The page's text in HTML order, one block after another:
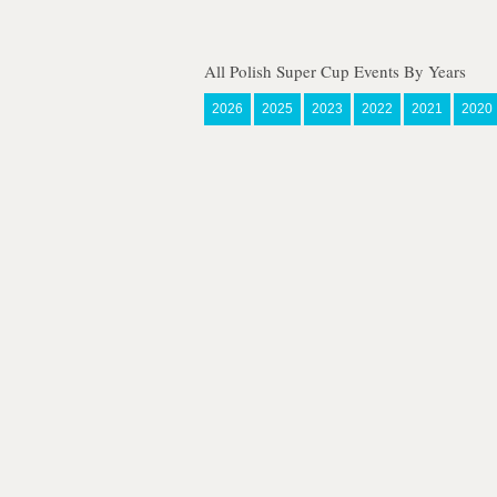
All Polish Super Cup Events By Years
2026 2025 2023 2022 2021 2020